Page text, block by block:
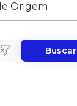
Buscar